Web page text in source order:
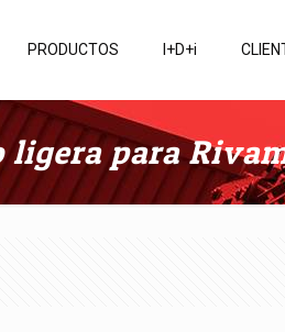
PRODUCTOS I+D+i
ligera para